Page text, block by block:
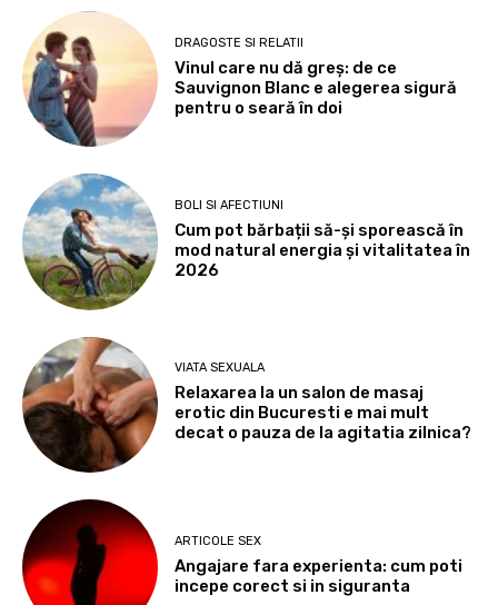
DRAGOSTE SI RELATII
Vinul care nu dă greș: de ce
Sauvignon Blanc e alegerea sigură
pentru o seară în doi
BOLI SI AFECTIUNI
Cum pot bărbații să-și sporească în
mod natural energia și vitalitatea în
2026
VIATA SEXUALA
Relaxarea la un salon de masaj
erotic din Bucuresti e mai mult
decat o pauza de la agitatia zilnica?
ARTICOLE SEX
Angajare fara experienta: cum poti
incepe corect si in siguranta